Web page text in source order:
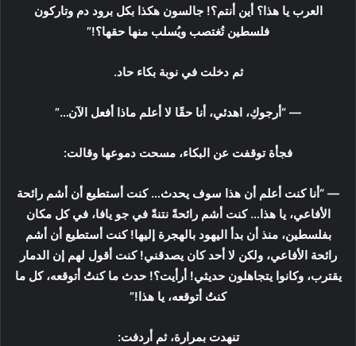
العرب يا هذا؟ أين أنتم؟! جالسون هكذا بكل برود دم وتاركون
فلسطين تُغتصب ويُسلب منها حقها؟!”
ثم دخلت في نوبة بكاء حاد.
— “أرجوكِ، اهدئي، أنا حقًا لا أعلم ماذا أفعل الآن…”
فجأة توقفت عن البكاء، مسحت دموعها وقالت:
— “أنا كنت أعلم أن هذا سوف يحدث… كنت أستطيع أن أشم رائحة
الأفاعي، يا هذا… كنت أشم رائحةً نتنةً في جو يافا، في كل مكان
بفلسطين، منذ أن بدأ اليهود بالهجرة إليها! كنت أستطيع أن أشم
رائحة الأفاعي، ولكن لا أحد كان يصدقني! كنت أقول لهم إن الدمار
يقترب، وكانوا يتجاهلون حديثي! أرأيت؟! حدث ما كنتُ أتوقعه، كل ما
كنتُ أتوقعه، يا هذا!”
تنهدت بمرارة، ثم أردفت: